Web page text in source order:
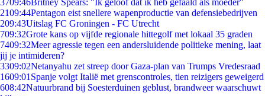
3709:46Britney Spears: "Ik geloof dat ik heb gefaald als moeder"
2109:44Pentagon eist snellere wapenproductie van defensiebedrijven
209:43Uitslag FC Groningen - FC Utrecht
709:32Grote kans op vijfde regionale hittegolf met lokaal 35 graden
7409:32Meer agressie tegen een andersluidende politieke mening, laat
jij je intimideren?
3309:02Netanyahu zet streep door Gaza-plan van Trumps Vredesraad
1609:01 Spanje volgt Italië met grenscontroles, tien reizigers geweigerd
608:42Natuurbrand bij Soesterduinen geblust, brandweer waarschuwt